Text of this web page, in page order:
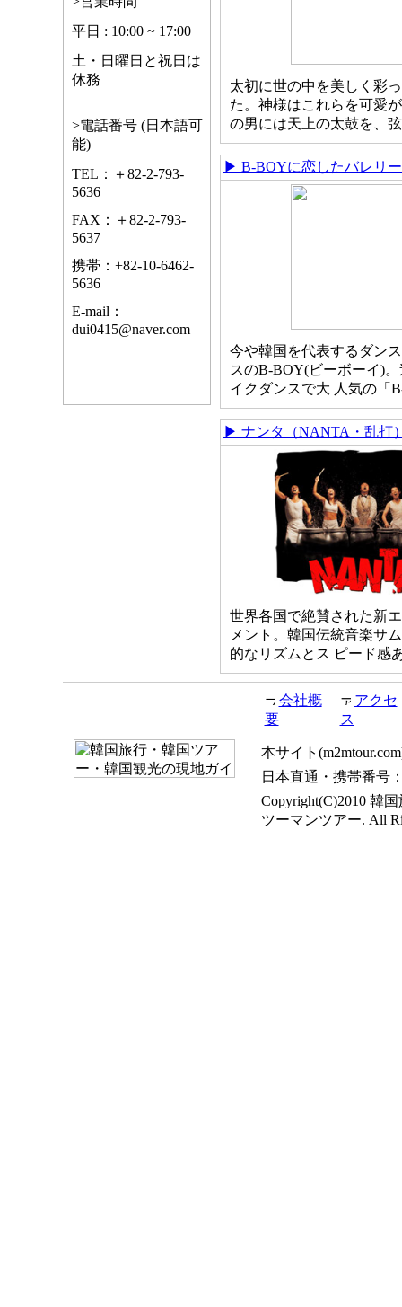
平日 : 10:00 ~ 17:00
土・日曜日と祝日は
休務
>電話番号 (日本語可
能)
TEL：＋82-2-793-
5636
FAX：＋82-2-793-
5637
携帯：+82-10-6462-
5636
E-mail：
dui0415@naver.com
太初に世の中を美しく彩
た。 神様はこれらを可愛
の男には天上の太鼓を、
▶ B-BOYに恋したバレリ
今や韓国を代表するダン
スのB-BOY(ビーボーイ)
イクダンスで大 人気の「
▶ ナンタ（NANTA・乱打
世界各国で絶賛された新
メント。韓国伝統音楽サ
的なリズムとス ピード感
会社概
要
アクセ
ス
本サイト
日本直通・携帯番号
Copyright(C)2010 韓
ツーマンツアー. All